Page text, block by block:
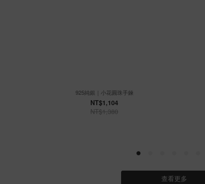
925純銀｜小花圓珠手鍊
NT$1,104
NT$1,380
查看更多